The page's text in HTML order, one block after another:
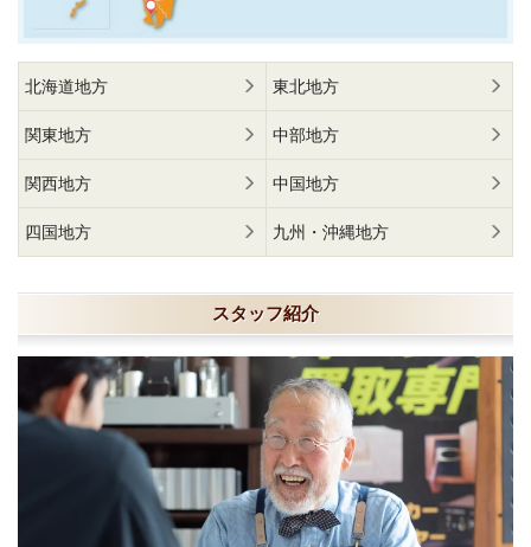
北海道地方 東北地方
関東地方 中部地方
関西地方 中国地方
四国地方 九州・沖縄地方
スタッフ紹介